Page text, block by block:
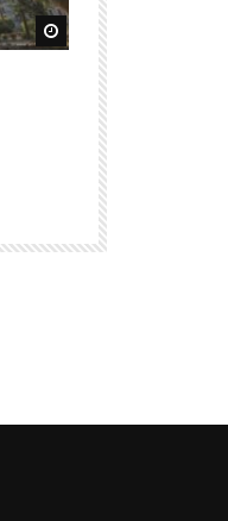
Watch Later
Palermo
(IT/EN/FR)